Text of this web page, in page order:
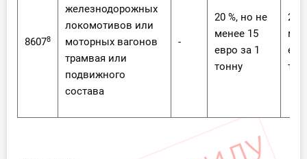
86078
железнодорожных
локомотивов или
моторных вагонов
трамвая или
подвижного
состава
-
20 %, но не
менее 15
евро за 1
тонну
20